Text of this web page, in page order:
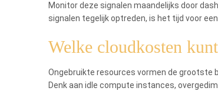
Monitor deze signalen maandelijks door
signalen tegelijk optreden, is het tijd voor
Welke cloudkosten
Ongebruikte resources vormen de grootste
Denk aan idle compute instances,